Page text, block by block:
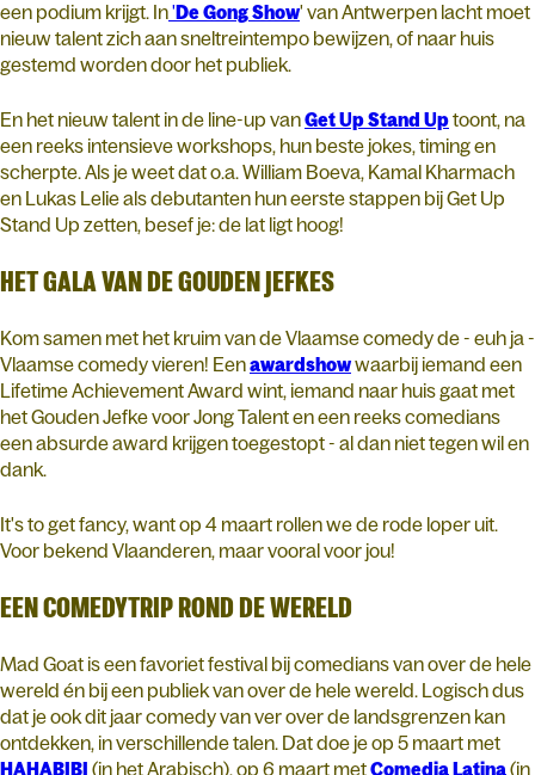
een podium krijgt. In'DeGongShow' van Antwerpen lacht moet
nieuw talent zich aan sneltreintempo bewijzen, of naar huis
gestemd worden door het publiek.
En het nieuw talent in de line-up vanGetUpStand Uptoont, na
een reeks intensieve workshops, hun beste jokes, timing en
scherpte. Als je weet dat o.a. William Boeva, Kamal Kharmach
en Lukas Lelie als debutanten hun eerste stappen bij Get Up
Stand Up zetten, besef je: de lat ligt hoog!
HET GALA VAN DE GOUDEN JEFKES
Kom samen met het kruim van de Vlaamse comedy de - euh ja -
Vlaamse comedy vieren! Eenawardshowwaarbij iemand een
Lifetime Achievement Award wint, iemand naar huis gaat met
het Gouden Jefke voor Jong Talent en een reeks comedians
een absurde award krijgen toegestopt - al dan niet tegen wil en
dank.
It's to get fancy, want op 4 maart rollen we de rode loper uit.
Voor bekend Vlaanderen, maar vooral voor jou!
EEN COMEDYTRIP ROND DE WERELD
Mad Goat is een favoriet festival bij comedians van over de hele
wereld én bij een publiek van over de hele wereld. Logisch dus
dat je ook dit jaar comedy van ver over de landsgrenzen kan
ontdekken, in verschillende talen. Dat doe je op 5 maart met
HAHABIBI (in het Arabisch), op 6 maart metComediaLatina(in